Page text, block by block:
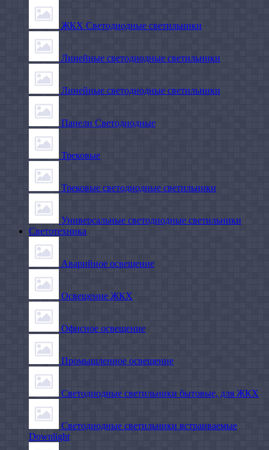
ЖКХ Светодиодные светильники
Линейные светодиодные светильники
Линейные светодиодные светильники
Панели Светодиодные
Трековые
Трековые светодиодные светильники
Универсальные светодиодные светильники
Светотехника
Аварийное освещение
Освещение ЖКХ
Офисное освещение
Промышленное освещение
Светодиодные светильники бытовые, для ЖКХ
Светодиодные светильники встраиваемые
Downlight